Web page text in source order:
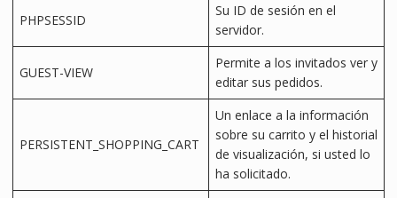
PHPSESSID
Su ID de sesión en el
servidor.
GUEST-VIEW
Permite a los invitados ver y
editar sus pedidos.
PERSISTENT_SHOPPING_CART
Un enlace a la información
sobre su carrito y el historial
de visualización, si usted lo
ha solicitado.